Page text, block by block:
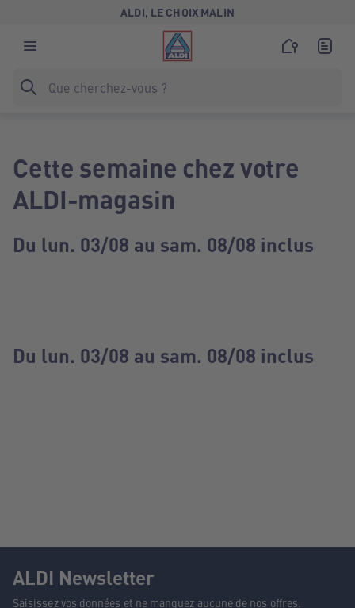
ALDI, LE CHOIX MALIN
Cette semaine chez votre
ALDI-magasin
Du lun. 03/08 au sam. 08/08 inclus
Du lun. 03/08 au sam. 08/08 inclus
ALDI Newsletter
Saisissez vos données et ne manquez aucune de nos offres.